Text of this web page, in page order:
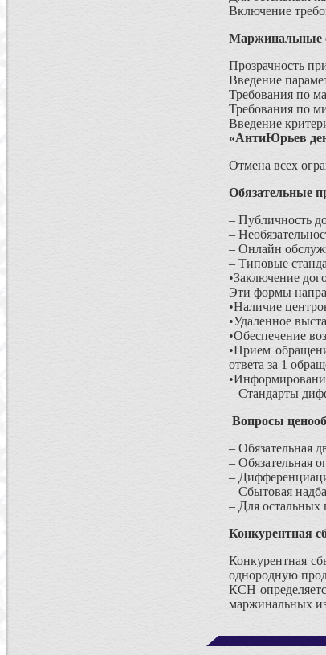
Включение
Маржинальные
Прозрачность
Введение
Требования по
Требования по
Введение
«АнтиЮрьев
Отмена всех
Обязательные
– Публичность
–
– Онлайн
– Типовые
•Заключение
Эти формы
•Наличие
•Удаленное
•Обеспечение
•Прием
ответа за 1
– Стандарты
Вопросы
– Обязательная
– Обязательная
–
– Сбытовая
– Для остальных
Конкурентная
Конкурентная
однородную
КСН
маржинальных